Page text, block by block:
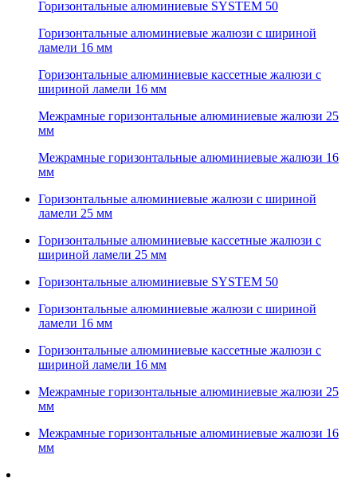
Горизонтальные алюминиевые SYSTEM 50
Горизонтальные алюминиевые жалюзи с шириной
ламели 16 мм
Горизонтальные алюминиевые кассетные жалюзи с
шириной ламели 16 мм
Межрамные горизонтальные алюминиевые жалюзи 25
мм
Межрамные горизонтальные алюминиевые жалюзи 16
мм
Горизонтальные алюминиевые жалюзи с шириной
ламели 25 мм
Горизонтальные алюминиевые кассетные жалюзи с
шириной ламели 25 мм
Горизонтальные алюминиевые SYSTEM 50
Горизонтальные алюминиевые жалюзи с шириной
ламели 16 мм
Горизонтальные алюминиевые кассетные жалюзи с
шириной ламели 16 мм
Межрамные горизонтальные алюминиевые жалюзи 25
мм
Межрамные горизонтальные алюминиевые жалюзи 16
мм